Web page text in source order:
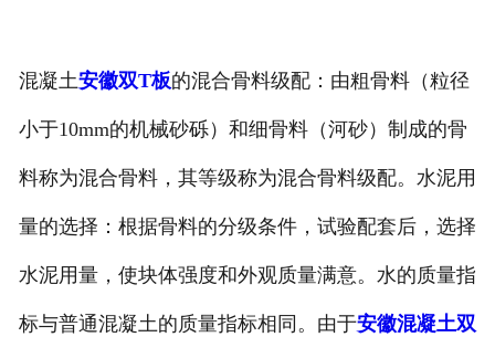
混凝土安徽双T板的混合骨料级配：由粗骨料（粒径
小于10mm的机械砂砾）和细骨料（河砂）制成的骨
料称为混合骨料，其等级称为混合骨料级配。水泥用
量的选择：根据骨料的分级条件，试验配套后，选择
水泥用量，使块体强度和外观质量满意。水的质量指
标与普通混凝土的质量指标相同。由于安徽混凝土双